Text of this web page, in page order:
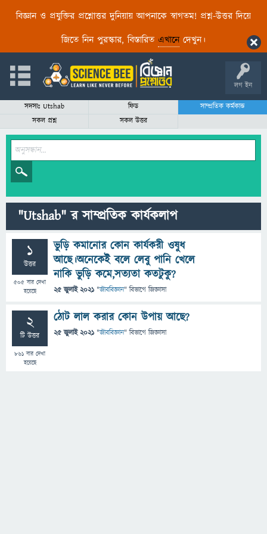
বিজ্ঞান ও প্রযুক্তির প্রশ্নোত্তর দুনিয়ায় আপনাকে স্বাগতম! প্রশ্ন-উত্তর দিয়ে
জিতে নিন পুরস্কার, বিস্তারিত এখানেদেখুন।
লগ ইন
সদস্যঃ Utshab ফিড
সাম্প্রতিক কর্মকান্ড
সকল প্রশ্ন
সকল উত্তর
"Utshab" র সাম্প্রতিক কার্যকলাপ
1
উত্তর
505 বার দেখা
হয়েছে
ভুড়ি কমানোর কোন কার্যকরী ওষুধ
আছে।অনেকেই বলে লেবু পানি খেলে
নাকি ভুড়ি কমে,সত্যতা কতটুকু?
25 জুলাই 2021 "জীববিজ্ঞান" বিভাগে জিজ্ঞাসা
2
টি উত্তর
861 বার দেখা
হয়েছে
ঠোট লাল করার কোন উপায় আছে?
25 জুলাই 2021 "জীববিজ্ঞান" বিভাগে জিজ্ঞাসা